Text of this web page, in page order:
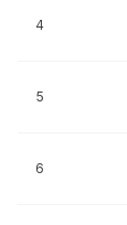
4
5
6